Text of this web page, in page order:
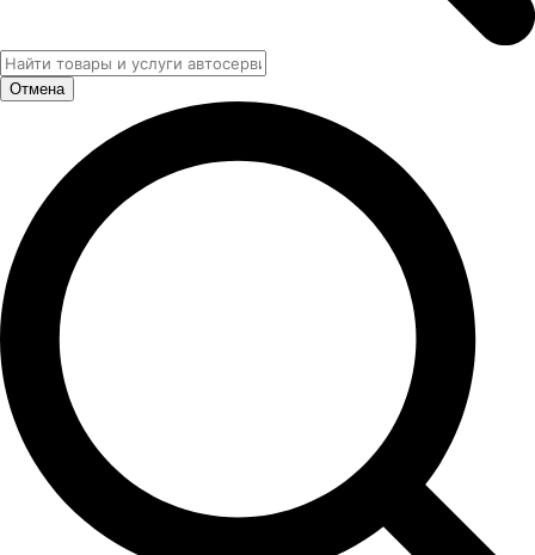
Отмена